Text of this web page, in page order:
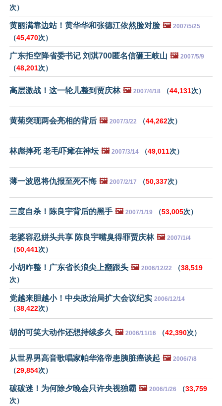
次）
黄丽满靠边站！黄华华和张德江依然脸对脸 🖼️ 2007/5/25
（45,470次）
广东拒空降省委书记 刘淇700匿名信砸王岐山 🖼️ 2007/5/9
（48,201次）
高层激战！这一轮儿整到贾庆林 🖼️ 2007/4/18 （44,131次）
黄菊突现两会亮相的背后 🖼️ 2007/3/22 （44,262次）
林彪摔死 老毛吓瘫在神坛 🖼️ 2007/3/14 （49,011次）
薄一波恩将仇报至死不悔 🖼️ 2007/2/17 （50,337次）
三度自杀！陈良宇背后的黑手 🖼️ 2007/1/19 （53,005次）
老婆容忍姘头共享 陈良宇嘴臭得罪贾庆林 🖼️ 2007/1/4
（50,441次）
小胡咋整！广东省长浪尖上翻跟头 🖼️ 2006/12/22 （38,519
次）
党越来胆越小！中央政治局扩大会议纪实 2006/12/14
（38,422次）
胡的可笑大动作还想持续多久 🖼️ 2006/11/16 （42,390次）
从世界男高音歌唱家帕华洛帝患胰脏癌谈起 🖼️ 2006/7/8
（29,854次）
破破迷！为何除夕晚会只许央视独霸 🖼️ 2006/1/26 （33,759
次）